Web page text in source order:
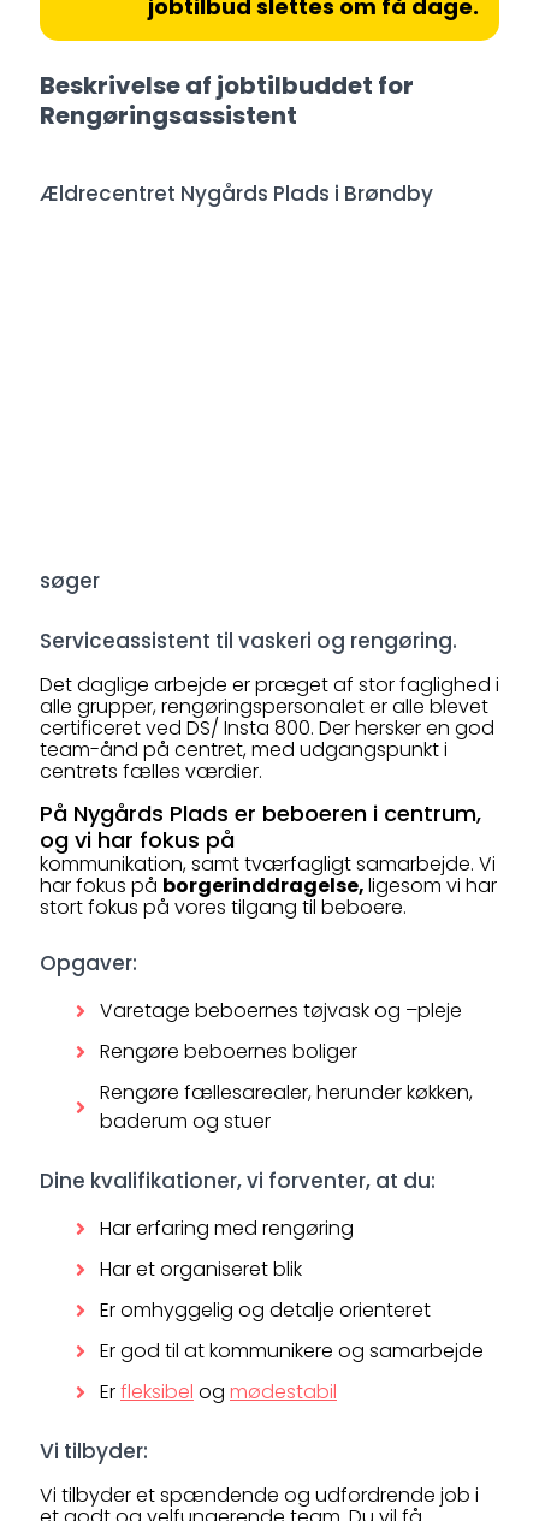
jobtilbud slettes om få dage.
Beskrivelse af jobtilbuddet for
Rengøringsassistent
Ældrecentret Nygårds Plads i Brøndby
søger
Serviceassistent til vaskeri og rengøring.
Det daglige arbejde er præget af stor faglighed i
alle grupper, rengøringspersonalet er alle blevet
certificeret ved DS/ Insta 800. Der hersker en god
team-ånd på centret, med udgangspunkt i
centrets fælles værdier.
På Nygårds Plads er beboeren i centrum,
og vi har fokus på
kommunikation, samt tværfagligt samarbejde. Vi
har fokus på borgerinddragelse,ligesom vi har
stort fokus på vores tilgang til beboere.
Opgaver:
Varetage beboernes tøjvask og –pleje
Rengøre beboernes boliger
Rengøre fællesarealer, herunder køkken,
baderum og stuer
Dine kvalifikationer, vi forventer, at du:
Har erfaring med rengøring
Har et organiseret blik
Er omhyggelig og detalje orienteret
Er god til at kommunikere og samarbejde
Erfleksibel og mødestabil
Vi tilbyder:
Vi tilbyder et spændende og udfordrende job i